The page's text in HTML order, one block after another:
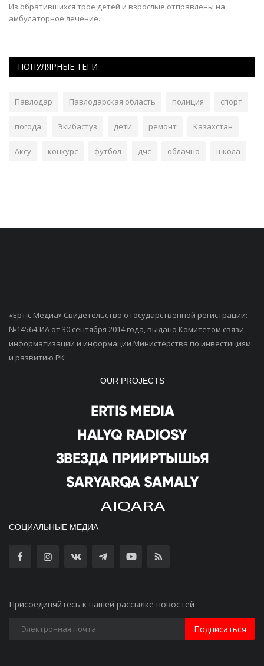
Из обратившихся трое детей и взрослые отправлены на
амбулаторное лечение.
ПОПУЛЯРНЫЕ ТЕГИ
Павлодар Павлодарская область полиция спорт
погода Экибастуз дети ремонт Казахстан
Аксу конкурс футбол дчс облачно школа
«Ертiс Медиа» Свидетельство о государственной регистрации:
№14564-ИА от 30 сентября 2014 года, выдано Комитетом связи,
информатизации и информации Министерства по инвестициям
и развитию РК
OUR PROJECTS
СОЦИАЛЬНЫЕ МЕДИА
Присоединяйтесь к нашей рассылке новостей
Подписаться